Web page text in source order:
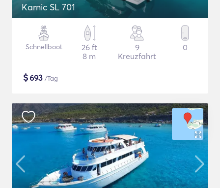
Karnic SL 701
Schnellboot
26 ft
8 m
9
Kreuzfahrt
0
$693 /Tag